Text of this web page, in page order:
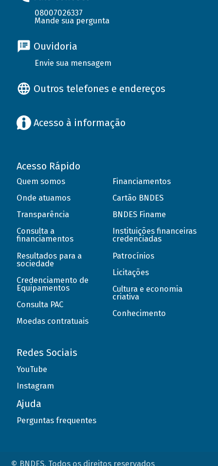
08007026337
Mande sua pergunta
Ouvidoria
Envie sua mensagem
Outros telefones e endereços
Acesso à informação
Acesso Rápido
Quem somos
Onde atuamos
Transparência
Consulta a
financiamentos
Resultados para a
sociedade
Credenciamento de
Equipamentos
Consulta PAC
Moedas contratuais
Financiamentos
Cartão BNDES
BNDES Finame
Instituições financeiras
credenciadas
Patrocínios
Licitações
Cultura e economia
criativa
Conhecimento
Redes Sociais
YouTube
Instagram
Ajuda
Perguntas frequentes
© BNDES. Todos os direitos reservados